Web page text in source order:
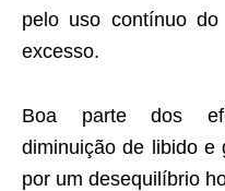
pelo uso contínuo
excesso.
Boa parte dos
diminuição de libido e
por um desequilíbrio